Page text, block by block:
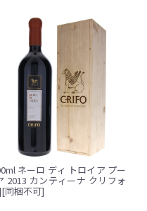
ネーロ ディ トロイア プー
2013 カンティーナ クリフォ
同梱不可]